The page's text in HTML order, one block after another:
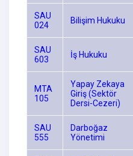
SAU
024
Bilişim Hukuku
SAU
603
İş Hukuku
MTA
105
Yapay Zekaya
Giriş (Sektör
Dersi-Cezeri)
SAU
555
Darboğaz
Yönetimi